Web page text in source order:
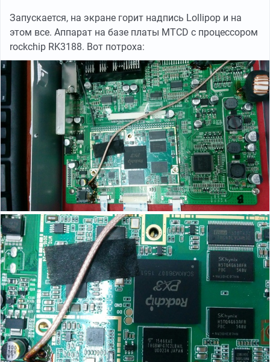
Запускается, на экране горит надпись Lollipop и на
этом все. Аппарат на базе платы MTCD с процессором
rockchip RK3188. Вот потроха: